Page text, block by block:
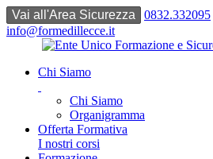
0832.332095
info@formedillecce.it
Chi Siamo
Chi Siamo
Organigramma
Offerta Formativa
I nostri corsi